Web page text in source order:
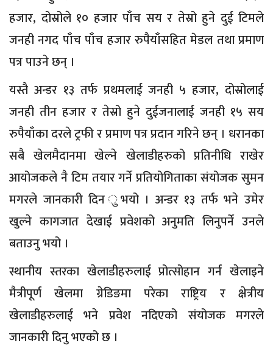
हजार, दोस्रोले १० हजार पाँच सय र तेस्रो हुने दुई टिमले
जनही नगद पाँच पाँच हजार रुपैयाँसहित मेडल तथा प्रमाण
पत्र पाउने छन् ।
यस्तै अन्डर १३ तर्फ प्रथमलाई जनही ५ हजार, दोस्रोलाई
जनही तीन हजार र तेस्रो हुने दुईजनालाई जनही १५ सय
रुपैयाँका दरले ट्रफी र प्रमाण पत्र प्रदान गरिने छन् । धरानका
सबै खेलमैदानमा खेल्ने खेलाडीहरुको प्रतिनीधि राखेर
आयोजकले नै टिम तयार गर्ने प्रतियोगिताका संयोजक सुमन
मगरले जानकारी दिन ुभयो । अन्डर १३ तर्फ भने उमेर
खुल्ने कागजात देखाई प्रवेशको अनुमति लिनुपर्ने उनले
बताउनु भयो ।
स्थानीय स्तरका खेलाडीहरुलाई प्रोत्सोहान गर्न खेलाइने
मैत्रीपूर्ण खेलमा ग्रेडिङमा परेका राष्ट्रिय र क्षेत्रीय
खेलाडीहरुलाई भने प्रवेश नदिएको संयोजक मगरले
जानकारी दिनु भएको छ ।